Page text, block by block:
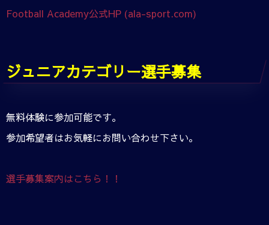
Football Academy公式HP (ala-sport.com)
ジュニアカテゴリー選手募集
無料体験に参加可能です。
参加希望者はお気軽にお問い合わせ下さい。
選手募集案内はこちら！！